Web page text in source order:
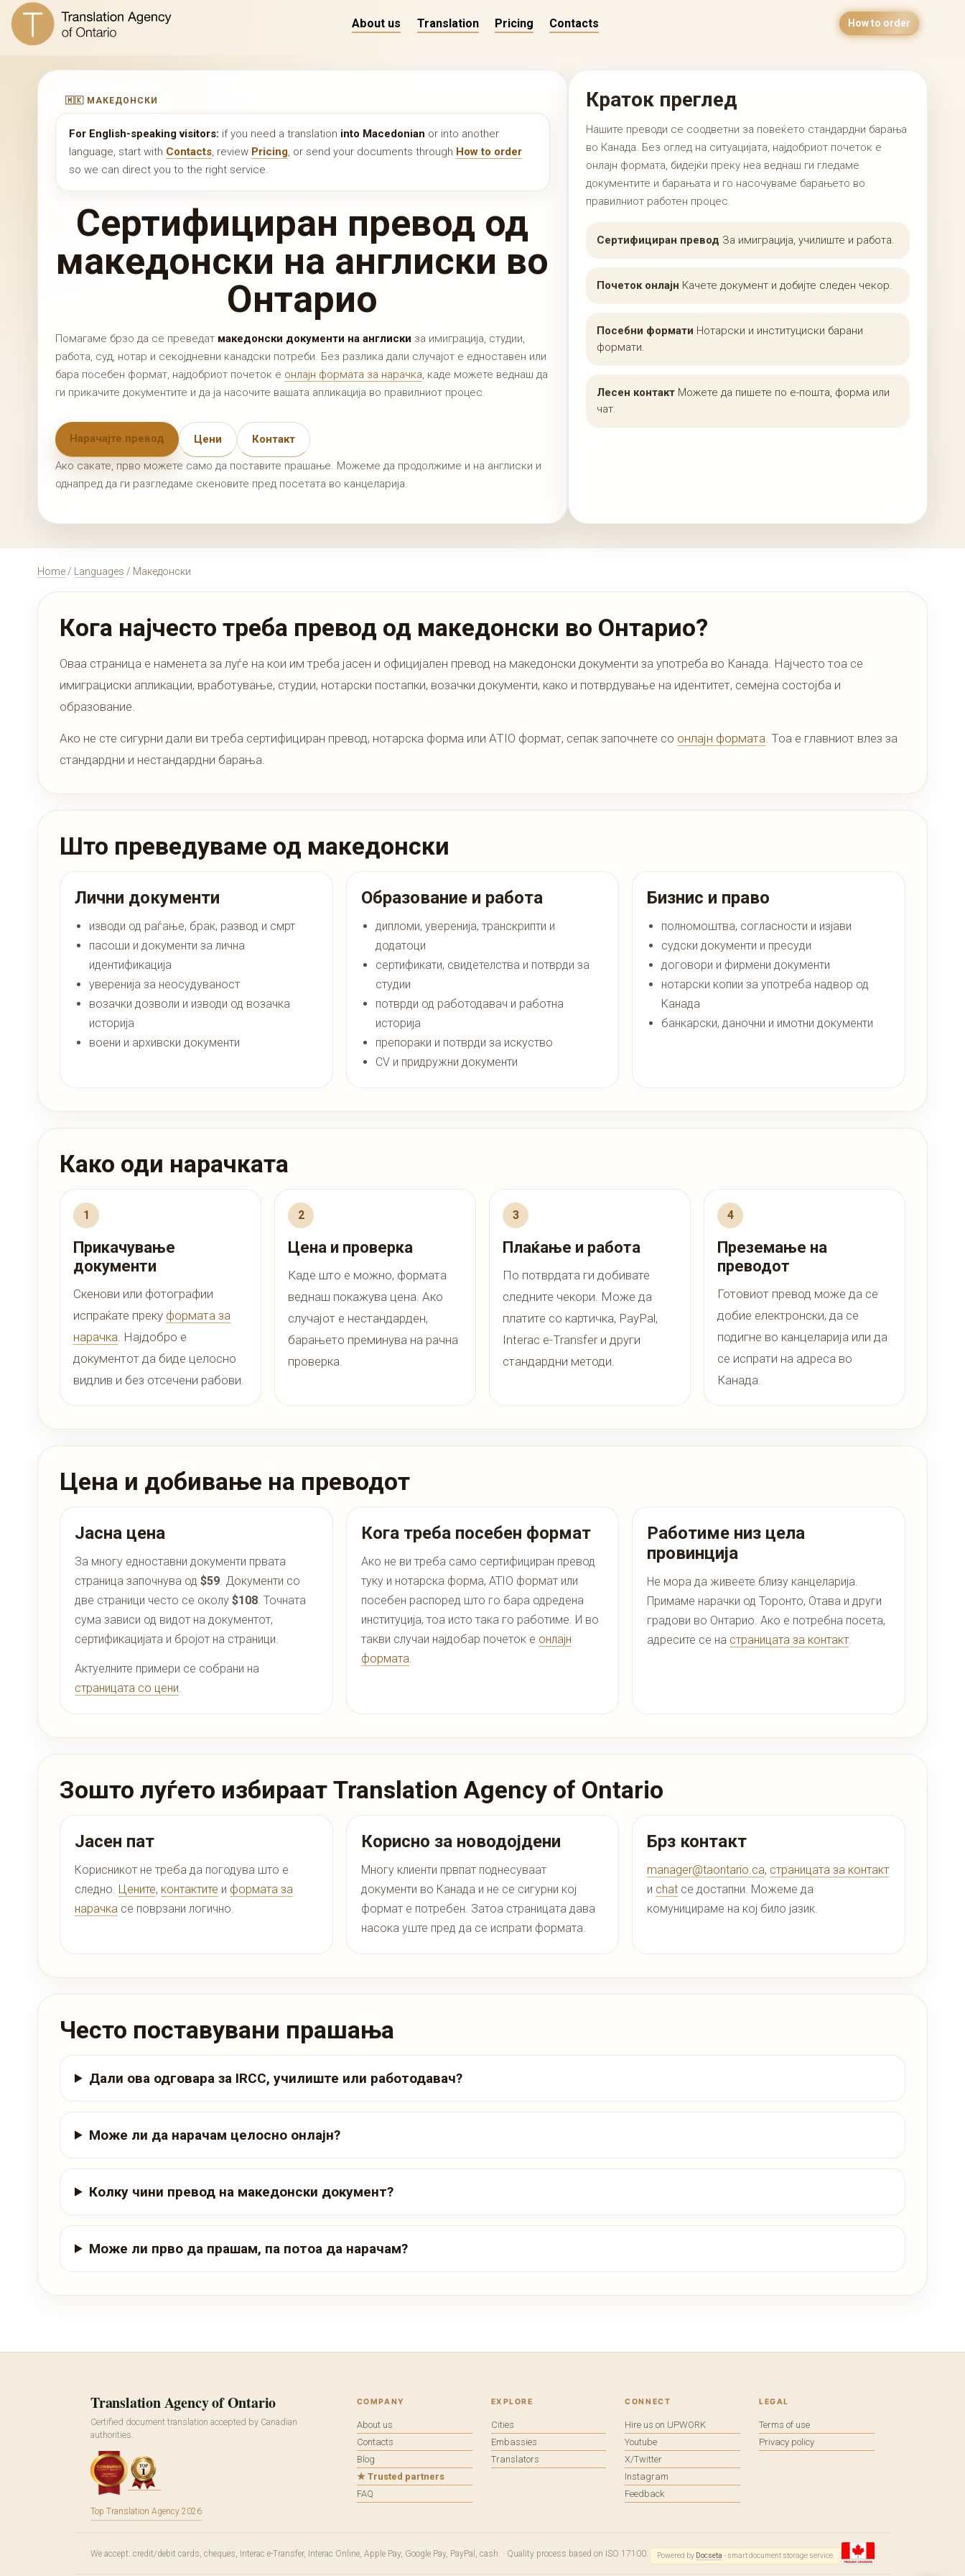
How to order
About us Translation Pricing Contacts
🇲🇰 МАКЕДОНСКИ
For English-speaking visitors: if you need a translation into Macedonian or into another
language, start with Contacts, review Pricing, or send your documents through How to order
so we can direct you to the right service.
Сертифициран превод од
македонски на англиски во
Онтарио
Помагаме брзо да се преведат македонски документи на англиски за имиграција, студии,
работа, суд, нотар и секојдневни канадски потреби. Без разлика дали случајот е едноставен или
бара посебен формат, најдобриот почеток е онлајн формата за нарачка, каде можете веднаш да
ги прикачите документите и да ја насочите вашата апликација во правилниот процес.
Нарачајте превод Цени Контакт
Ако сакате, прво можете само да поставите прашање. Можеме да продолжиме и на англиски и
однапред да ги разгледаме скеновите пред посетата во канцеларија.
Краток преглед
Нашите преводи се соодветни за повеќето стандардни барања
во Канада. Без оглед на ситуацијата, најдобриот почеток е
онлајн формата, бидејќи преку неа веднаш ги гледаме
документите и барањата и го насочуваме барањето во
правилниот работен процес.
Сертифициран превод За имиграција, училиште и работа.
Почеток онлајн Качете документ и добијте следен чекор.
Посебни формати Нотарски и институциски барани
формати.
Лесен контактМожете да пишете по е-пошта, форма или
чат.
Home / Languages / Македонски
Кога најчесто треба превод од македонски во Онтарио?
Оваа страница е наменета за луѓе на кои им треба јасен и официјален превод на македонски документи за употреба во Канада. Најчесто тоа се
имиграциски апликации, вработување, студии, нотарски постапки, возачки документи, како и потврдување на идентитет, семејна состојба и
образование.
Ако не сте сигурни дали ви треба сертифициран превод, нотарска форма или ATIO формат, сепак започнете со онлајн формата . Тоа е главниот влез за
стандардни и нестандардни барања.
Што преведуваме од македонски
Лични документи
изводи од раѓање, брак, развод и смрт
пасоши и документи за лична
идентификација
уверенија за неосудуваност
возачки дозволи и изводи од возачка
историја
воени и архивски документи
Образование и работа
дипломи, уверенија, транскрипти и
додатоци
сертификати, свидетелства и потврди за
студии
потврди од работодавач и работна
историја
препораки и потврди за искуство
CV и придружни документи
Бизнис и право
полномоштва, согласности и изјави
судски документи и пресуди
договори и фирмени документи
нотарски копии за употреба надвор од
Канада
банкарски, даночни и имотни документи
Како оди нарачката
Прикачување
документи
Скенови или фотографии
испраќате преку формата за
нарачка . Најдобро е
документот да биде целосно
видлив и без отсечени рабови.
Цена и проверка
Каде што е можно, формата
веднаш покажува цена. Ако
случајот е нестандарден,
барањето преминува на рачна
проверка.
Плаќање и работа
По потврдата ги добивате
следните чекори. Може да
платите со картичка, PayPal,
Interac e-Transfer и други
стандардни методи.
Преземање на
преводот
Готовиот превод може да се
добие електронски, да се
подигне во канцеларија или да
се испрати на адреса во
Канада.
Цена и добивање на преводот
Јасна цена
За многу едноставни документи првата
страница започнува од $59. Документи со
две страници често се околу $108. Точната
сума зависи од видот на документот,
сертификацијата и бројот на страници.
Актуелните примери се собрани на
страницата со цени.
Кога треба посебен формат
Ако не ви треба само сертифициран превод
туку и нотарска форма, ATIO формат или
посебен распоред што го бара одредена
институција, тоа исто така го работиме. И во
такви случаи најдобар почеток е онлајн
формата.
Работиме низ цела
провинција
Не мора да живеете близу канцеларија.
Примаме нарачки од Торонто, Отава и други
градови во Онтарио. Ако е потребна посета,
адресите се на страницата за контакт.
Зошто луѓето избираат Translation Agency of Ontario
Јасен пат
Корисникот не треба да погодува што е
следно. Цените, контактите и формата за
нарачка се поврзани логично.
Корисно за новодојдени
Многу клиенти првпат поднесуваат
документи во Канада и не се сигурни кој
формат е потребен. Затоа страницата дава
насока уште пред да се испрати формата.
Брз контакт
manager@taontario.ca, страницата за контакт
и chat се достапни. Можеме да
комуницираме на кој било јазик.
Често поставувани прашања
Дали ова одговара за IRCC, училиште или работодавач?
Може ли да нарачам целосно онлајн?
Колку чини превод на македонски документ?
Може ли прво да прашам, па потоа да нарачам?
Translation Agency of Ontario
Certified document translation accepted by Canadian
authorities.
Top Translation Agency 2026
COMPANY
About us
Contacts
Blog
★ Trusted partners
FAQ
EXPLORE
Cities
Embassies
Translators
CONNECT
Hire us on UPWORK
Youtube
X/Twitter
Instagram
Feedback
LEGAL
Terms of use
Privacy policy
We accept: credit/debit cards, cheques, Interac e-Transfer, Interac Online, Apple Pay, Google Pay, PayPal, cash. · Quality process based on ISO 17100. Powered by Docseta - smart document storage service.